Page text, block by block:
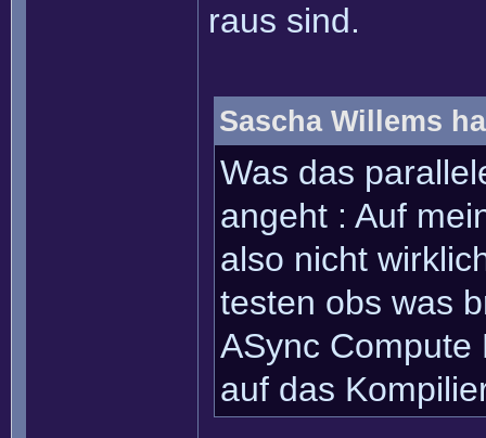
raus sind.
Sascha Willems
Was das
angeht : Auf
also nicht
testen obs was
ASync Compute
auf das